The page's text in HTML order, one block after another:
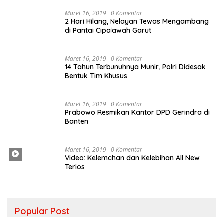
Maret 16, 2019 0 Komentar
2 Hari Hilang, Nelayan Tewas Mengambang
di Pantai Cipalawah Garut
Maret 16, 2019 0 Komentar
14 Tahun Terbunuhnya Munir, Polri Didesak
Bentuk Tim Khusus
Maret 16, 2019 0 Komentar
Prabowo Resmikan Kantor DPD Gerindra di
Banten
Maret 16, 2019 0 Komentar
Video: Kelemahan dan Kelebihan All New
Terios
Popular Post